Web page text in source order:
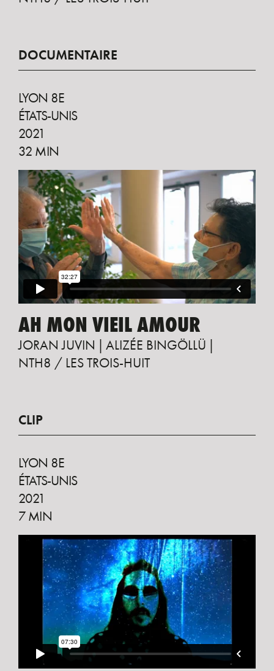
DOCUMENTAIRE
LYON 8E
ÉTATS-UNIS
2021
32 MIN
AH MON VIEIL AMOUR
JORAN JUVIN
ALIZÉE BINGÖLLÜ
NTH8 / LES TROIS-HUIT
CLIP
LYON 8E
ÉTATS-UNIS
2021
7 MIN